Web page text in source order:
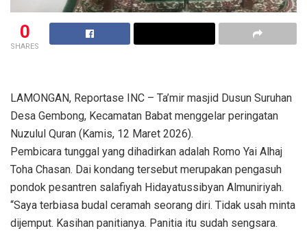
0
SHARES
LAMONGAN, Reportase INC – Ta’mir masjid Dusun Suruhan
Desa Gembong, Kecamatan Babat menggelar peringatan
Nuzulul Quran (Kamis, 12 Maret 2026).
Pembicara tunggal yang dihadirkan adalah Romo Yai Alhaj
Toha Chasan. Dai kondang tersebut merupakan pengasuh
pondok pesantren salafiyah Hidayatussibyan Almuniriyah.
“Saya terbiasa budal ceramah seorang diri. Tidak usah minta
dijemput. Kasihan panitianya. Panitia itu sudah sengsara.